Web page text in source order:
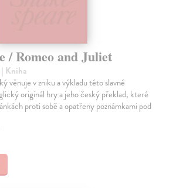
/ Romeo and Juliet
| Kniha
věnuje v zniku a výkladu této slavné
originál hry a jeho český překlad, které
proti sobě a opatřeny poznámkami pod